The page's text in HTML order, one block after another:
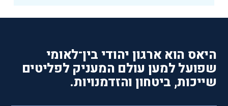
היאס הוא ארגון יהודי בין־לאומי
שפועל למען עולם המעניק לפליטים
שייכות, ביטחון והזדמנויות.